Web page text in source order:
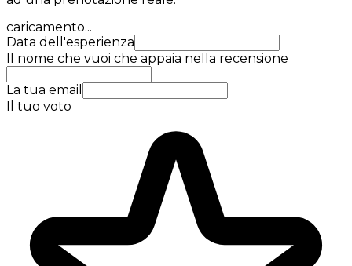
caricamento...
Data dell'esperienza
Il nome che vuoi che appaia nella recensione
La tua email
Il tuo voto